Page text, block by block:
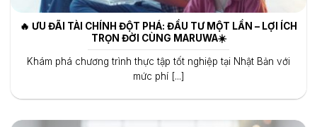
🔥 ƯU ĐÃI TÀI CHÍNH ĐỘT PHÁ: ĐẦU TƯ MỘT LẦN – LỢI ÍCH
TRỌN ĐỜI CÙNG MARUWA☀️
Khám phá chương trình thực tập tốt nghiệp tại Nhật Bản với
mức phí [...]